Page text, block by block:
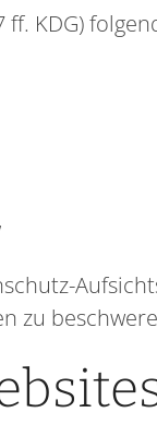
ff. KDG)
zu